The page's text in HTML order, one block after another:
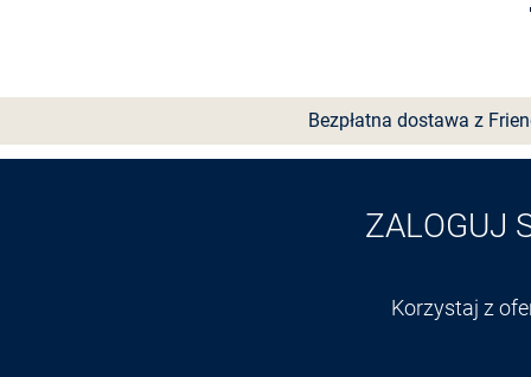
Bezpłatna dostawa z
ZALOGUJ
Korzystaj z